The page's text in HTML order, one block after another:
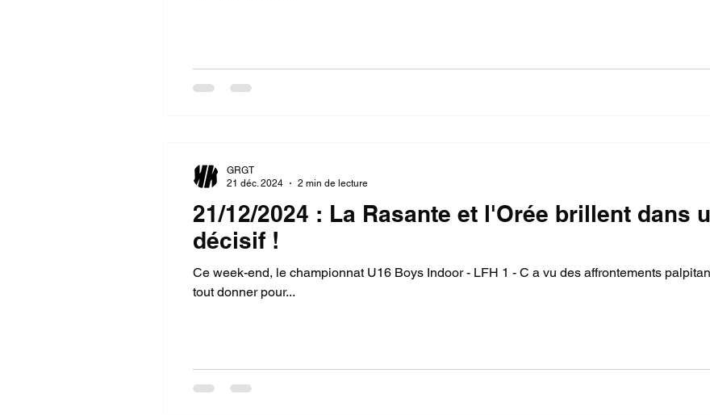
21/12/2024 : La Rasante et l'Orée brillent dans
décisif !
Ce week-end, le championnat U16 Boys Indoor - LFH 1 - C a vu des affrontements
tout donner pour...
GRGT
21 déc. 2024
2 min de lecture